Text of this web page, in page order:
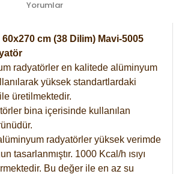
Yorumlar
cm (38 Dilim) Mavi-5005
radyatörler en kalitede alüminyum
yüksek standartlardaki
üretilmektedir.
bina içerisinde kullanılan
radyatörler yüksek verimde
tasarlanmıştır. 1000 Kcal/h ısıyı
Bu değer ile en az su